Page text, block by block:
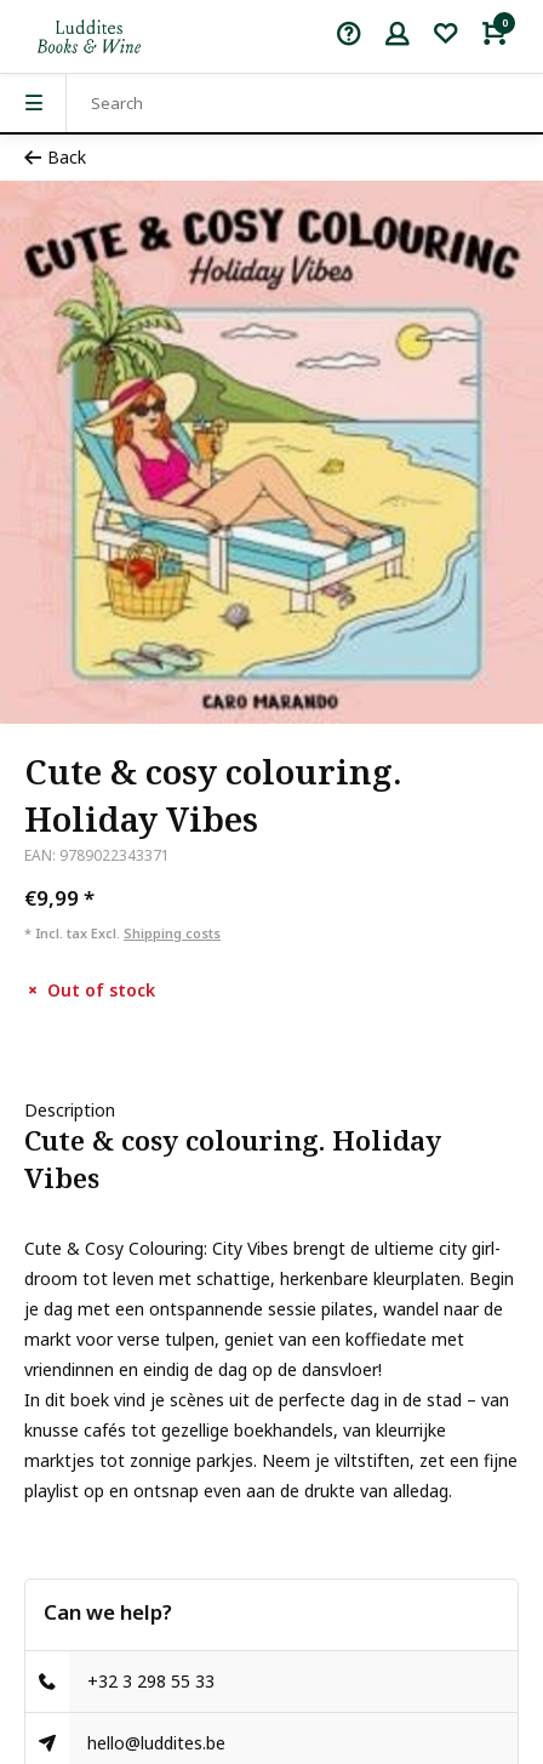
0
Back
Cute & cosy colouring.
Holiday Vibes
EAN: 9789022343371
€9,99*
* Incl. tax Excl. Shipping costs
Out of stock
Description
Cute & cosy colouring. Holiday
Vibes
Cute & Cosy Colouring: City Vibes brengt de ultieme city girl-
droom tot leven met schattige, herkenbare kleurplaten. Begin
je dag met een ontspannende sessie pilates, wandel naar de
markt voor verse tulpen, geniet van een koffiedate met
vriendinnen en eindig de dag op de dansvloer!
In dit boek vind je scènes uit de perfecte dag in de stad – van
knusse cafés tot gezellige boekhandels, van kleurrijke
marktjes tot zonnige parkjes. Neem je viltstiften, zet een fijne
playlist op en ontsnap even aan de drukte van alledag.
Can we help?
+32 3 298 55 33
hello@luddites.be